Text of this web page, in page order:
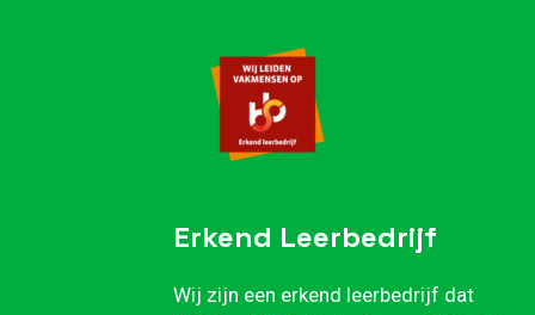
Erkend Leerbedrijf
Wij zijn een erkend leerbedrijf dat